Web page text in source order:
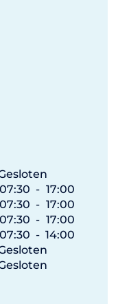
07:30 - 17:00
07:30 - 17:00
07:30 - 17:00
07:30 - 14:00